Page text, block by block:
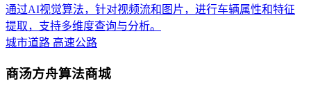
通过AI视觉算法，针对视频流和图片，进行车辆属性和特征
提取，支持多维度查询与分析。
城市道路 高速公路
商汤方舟算法商城